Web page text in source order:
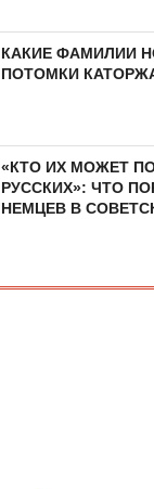
КАКИЕ ФАМИЛИИ
ПОТОМКИ
«КТО ИХ МОЖЕТ
РУССКИХ»: ЧТО
НЕМЦЕВ В